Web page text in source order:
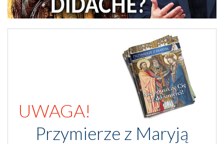
UWAGA!
Przymierze z Maryją